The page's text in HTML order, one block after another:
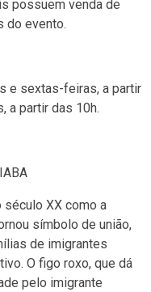
possuem venda de
do evento.
e sextas-feiras, a partir
a partir das 10h.
XX como a
símbolo de união,
de imigrantes
O figo roxo, que dá
pelo imigrante